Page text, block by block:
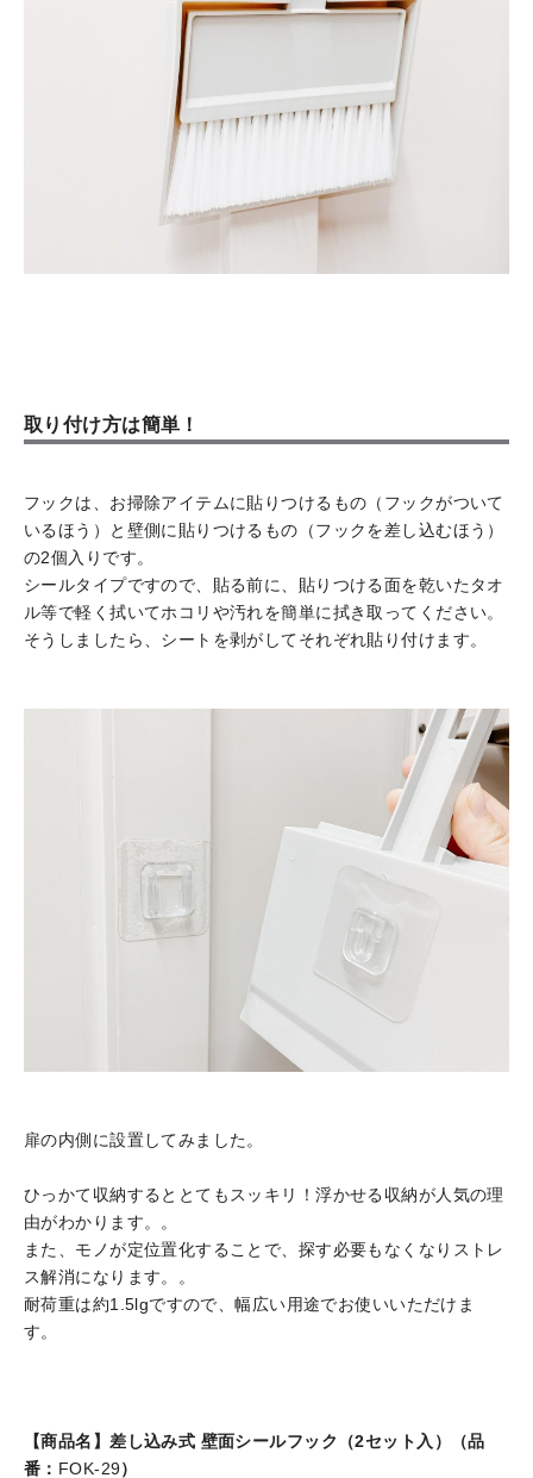
取り付け方は簡単！
フックは、お掃除アイテムに貼りつけるもの（フックがついて
いるほう）と壁側に貼りつけるもの（フックを差し込むほう）
の2個入りです。
シールタイプですので、貼る前に、貼りつける面を乾いたタオ
ル等で軽く拭いてホコリや汚れを簡単に拭き取ってください。
そうしましたら、シートを剥がしてそれぞれ貼り付けます。
扉の内側に設置してみました。
ひっかて収納するととてもスッキリ！浮かせる収納が人気の理
由がわかります。。
また、モノが定位置化することで、探す必要もなくなりストレ
ス解消になります。。
耐荷重は約1.5lgですので、幅広い用途でお使いいただけま
す。
【商品名】差し込み式 壁面シールフック（2セット入）（品
番： FOK-29）